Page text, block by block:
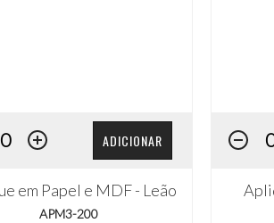
ADICIONAR
em Papel e MDF - Leão
APM3-200